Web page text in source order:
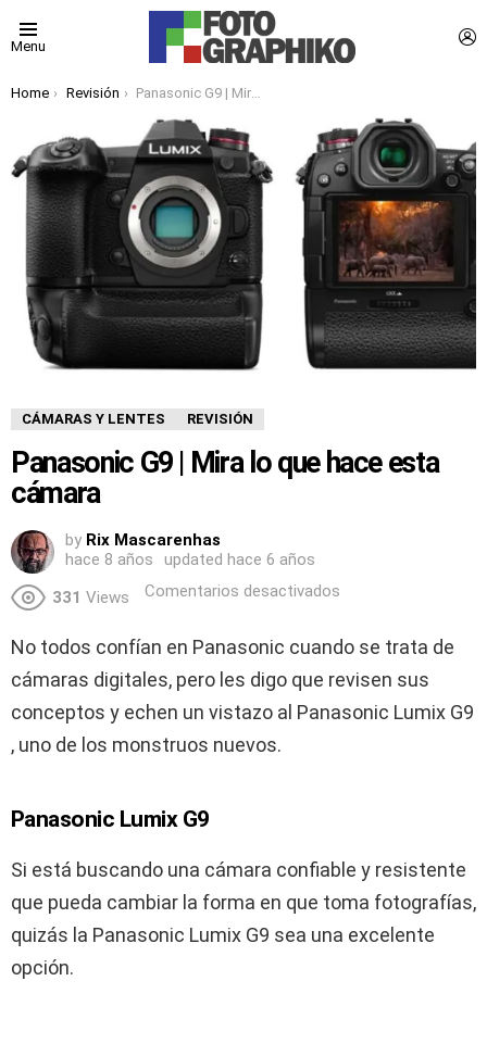
Menu
You are here:
Home Revisión Panasonic G9 | Mira lo que hace esta cámara
CÁMARAS Y LENTES REVISIÓN
Panasonic G9 | Mira lo que hace esta
cámara
by Rix Mascarenhas
hace 8 años
updated hace 6 años
331 Views Comentarios desactivados
No todos confían en Panasonic cuando se trata de
cámaras digitales, pero les digo que revisen sus
conceptos y echen un vistazo al Panasonic Lumix G9
, uno de los monstruos nuevos.
Panasonic Lumix G9
Si está buscando una cámara confiable y resistente
que pueda cambiar la forma en que toma fotografías,
quizás la Panasonic Lumix G9 sea una excelente
opción.